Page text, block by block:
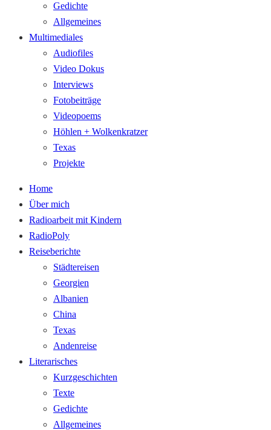
Gedichte
Allgemeines
Multimediales
Audiofiles
Video Dokus
Interviews
Fotobeiträge
Videopoems
Höhlen + Wolkenkratzer
Texas
Projekte
Home
Über mich
Radioarbeit mit Kindern
RadioPoly
Reiseberichte
Städtereisen
Georgien
Albanien
China
Texas
Andenreise
Literarisches
Kurzgeschichten
Texte
Gedichte
Allgemeines